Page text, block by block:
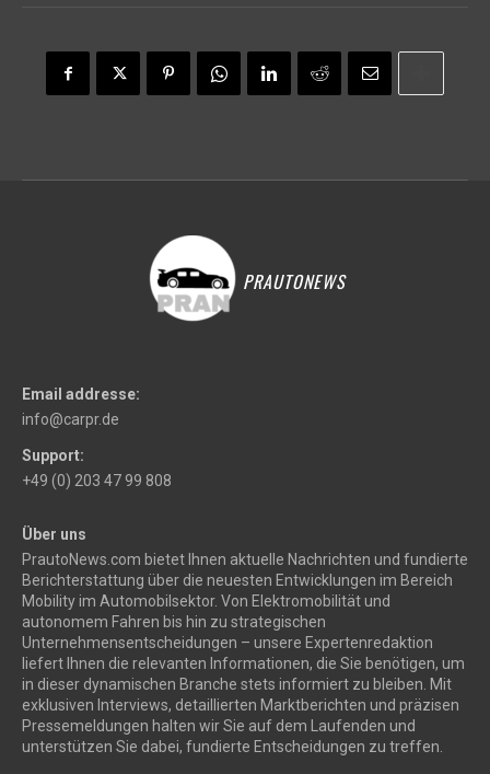
PRAUTONEWS
Email addresse:
info@carpr.de
Support:
+49 (0) 203 47 99 808
Über uns
PrautoNews.com bietet Ihnen aktuelle Nachrichten und fundierte
Berichterstattung über die neuesten Entwicklungen im Bereich
Mobility im Automobilsektor. Von Elektromobilität und
autonomem Fahren bis hin zu strategischen
Unternehmensentscheidungen – unsere Expertenredaktion
liefert Ihnen die relevanten Informationen, die Sie benötigen, um
in dieser dynamischen Branche stets informiert zu bleiben. Mit
exklusiven Interviews, detaillierten Marktberichten und präzisen
Pressemeldungen halten wir Sie auf dem Laufenden und
unterstützen Sie dabei, fundierte Entscheidungen zu treffen.